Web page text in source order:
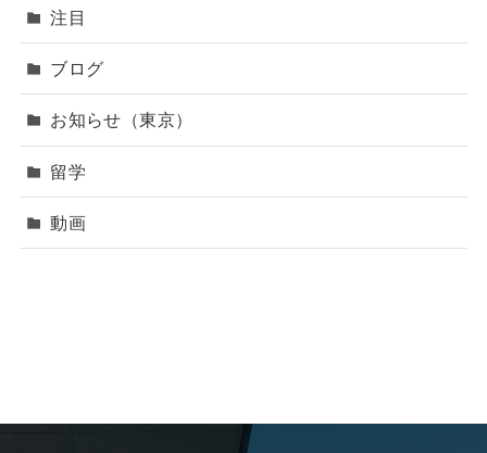
注目
ブログ
お知らせ（東京）
留学
動画